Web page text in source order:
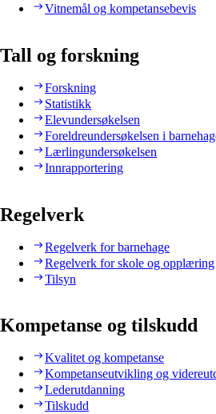
Vitnemål og kompetansebevis
Tall og forskning
Forskning
Statistikk
Elevundersøkelsen
Foreldreundersøkelsen i
Lærlingundersøkelsen
Innrapportering
Regelverk
Regelverk for barnehage
Regelverk for skole og opplæring
Tilsyn
Kompetanse og tilskudd
Kvalitet og kompetanse
Kompetanseutvikling og
Lederutdanning
Tilskudd